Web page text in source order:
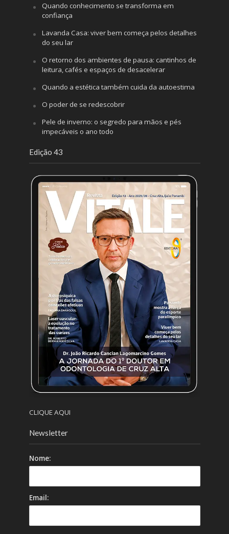
Quando conhecimento se transforma em
confiança
Lavanda Casa: viver bem começa pelos detalhes
do seu lar
O retorno dos ambientes de pausa: cantinhos de
leitura, cafés e espaços de desacelerar
Quando a estética também cuida da autoestima
O poder de se redescobrir
Pele de inverno: o segredo para mãos e pés
impecáveis o ano todo
Edição 43
CLIQUE AQUI
Newsletter
Nome:
Email: